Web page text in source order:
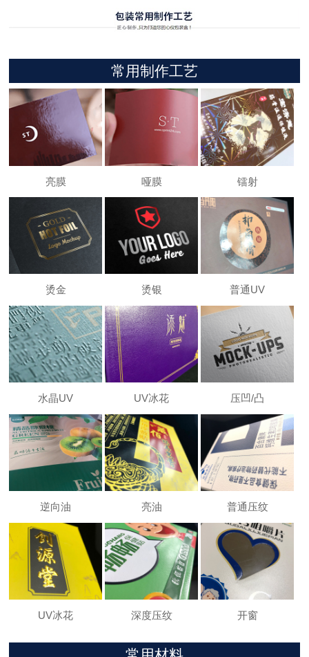
常用制作工艺
亮膜 哑膜 镭射
烫金 烫银 普通UV
水晶UV UV冰花 压凹/凸
逆向油 亮油 普通压纹
UV冰花 深度压纹 开窗